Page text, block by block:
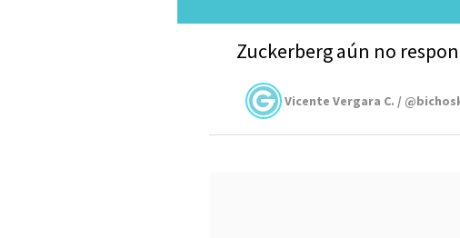
Zuckerberg aún no
Vicente Vergara C. /